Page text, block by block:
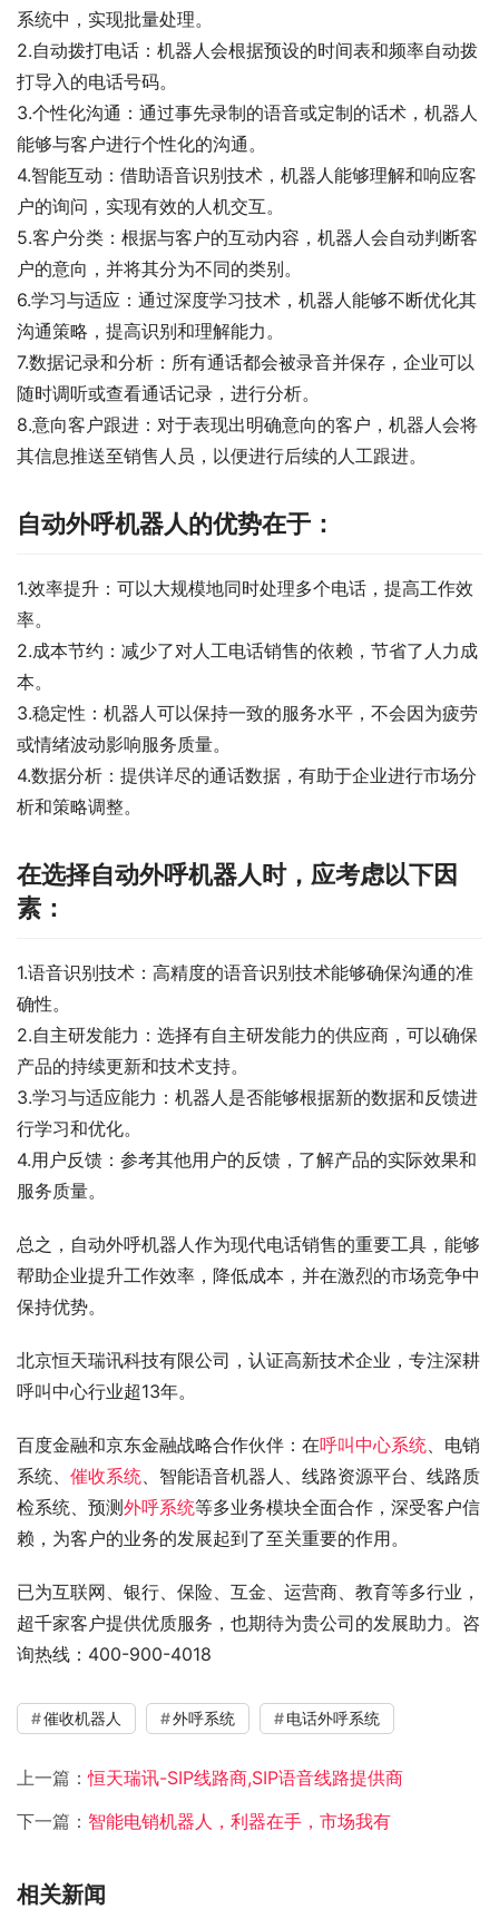
系统中，实现批量处理。
2.自动拨打电话：机器人会根据预设的时间表和频率自动拨
打导入的电话号码。
3.个性化沟通：通过事先录制的语音或定制的话术，机器人
能够与客户进行个性化的沟通。
4.智能互动：借助语音识别技术，机器人能够理解和响应客
户的询问，实现有效的人机交互。
5.客户分类：根据与客户的互动内容，机器人会自动判断客
户的意向，并将其分为不同的类别。
6.学习与适应：通过深度学习技术，机器人能够不断优化其
沟通策略，提高识别和理解能力。
7.数据记录和分析：所有通话都会被录音并保存，企业可以
随时调听或查看通话记录，进行分析。
8.意向客户跟进：对于表现出明确意向的客户，机器人会将
其信息推送至销售人员，以便进行后续的人工跟进。
自动外呼机器人的优势在于：
1.效率提升：可以大规模地同时处理多个电话，提高工作效
率。
2.成本节约：减少了对人工电话销售的依赖，节省了人力成
本。
3.稳定性：机器人可以保持一致的服务水平，不会因为疲劳
或情绪波动影响服务质量。
4.数据分析：提供详尽的通话数据，有助于企业进行市场分
析和策略调整。
在选择自动外呼机器人时，应考虑以下因
素：
1.语音识别技术：高精度的语音识别技术能够确保沟通的准
确性。
2.自主研发能力：选择有自主研发能力的供应商，可以确保
产品的持续更新和技术支持。
3.学习与适应能力：机器人是否能够根据新的数据和反馈进
行学习和优化。
4.用户反馈：参考其他用户的反馈，了解产品的实际效果和
服务质量。
总之，自动外呼机器人作为现代电话销售的重要工具，能够
帮助企业提升工作效率，降低成本，并在激烈的市场竞争中
保持优势。
北京恒天瑞讯科技有限公司，认证高新技术企业，专注深耕
呼叫中心行业超13年。
百度金融和京东金融战略合作伙伴：在呼叫中心系统、电销
系统、 催收系统、智能语音机器人、线路资源平台、线路质
检系统、预测外呼系统等多业务模块全面合作，深受客户信
赖，为客户的业务的发展起到了至关重要的作用。
已为互联网、银行、保险、互金、运营商、教育等多行业，
超千家客户提供优质服务，也期待为贵公司的发展助力。咨
询热线：400-900-4018
催收机器人 外呼系统 电话外呼系统
上一篇：恒天瑞讯-SIP线路商,SIP语音线路提供商
下一篇： 智能电销机器人，利器在手，市场我有
相关新闻